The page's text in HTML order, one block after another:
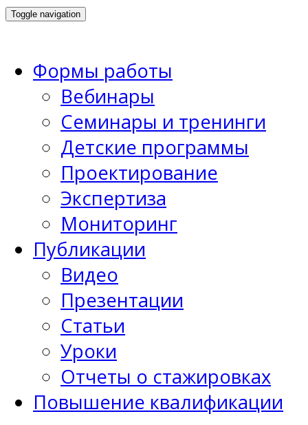
Toggle navigation
Формы работы
Вебинары
Семинары и тренинги
Детские программы
Проектирование
Экспертиза
Мониторинг
Публикации
Видео
Презентации
Статьи
Уроки
Отчеты о стажировках
Повышение квалификации